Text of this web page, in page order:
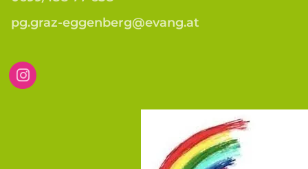
pg.graz-eggenberg@evang.at